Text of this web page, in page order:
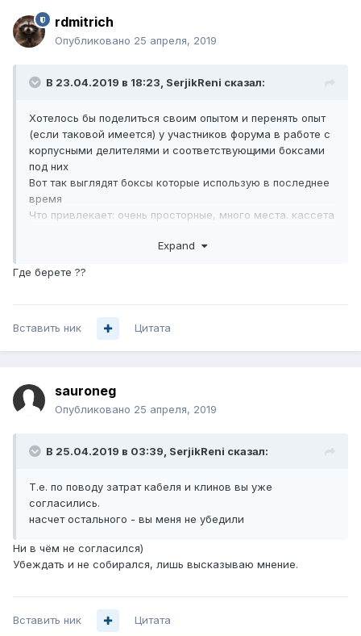
rdmitrich
Опубликовано 25 апреля, 2019
В 23.04.2019 в 18:23, SerjikReni сказал:
Хотелось бы поделиться своим опытом и перенять опыт
(если таковой имеется) у участников форума в работе с
корпусными делителями и соответствующими боксами
под них
Вот так выглядят боксы которые использую в последнее
время
Что привлекает: очень просторные, много места. кассета
возможна установка 2-х делителей (4 или 8) либо 1-го
безкорпусные делители
Expand
Где берете ??
Вставить ник Цитата
sauroneg
Опубликовано 25 апреля, 2019
В 25.04.2019 в 03:39, SerjikReni сказал:
Т.е. по поводу затрат кабеля и клинов вы уже
согласились.
насчет остального - вы меня не убедили
Ни в чём не согласился)
Убеждать и не собирался, лишь высказываю мнение.
Вставить ник Цитата